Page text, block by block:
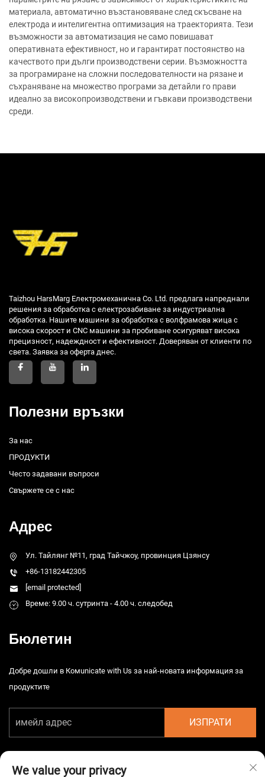
материала, автоматично възстановяване след скъсване на
електрода и интелигентна оптимизация на траекторията. Тези
възможности за автоматизация не само повишават
оперативната ефективност, но и гарантират постоянство на
качеството при дълги производствени серии. Възможността
за програмиране на сложни последователности на рязане и
съхраняване на множество програми за детайли го прави
идеално за високопроизводствени и гъвкави производствени
среди.
Taizhou HarsMarg Електромеханична Co. Ltd. предлага напреднали
решения за обработка с електрозабиване за индустриална
обработка. Нашите машини за обработка с волфрамова жица с
висока скорост и CNC машини за пробиване осигуряват висока
прецизност, надеждност и ефективност. Доверяван от клиенти по
света. Заявка за оферта днес.
Полезни връзки
За нас
ПРОДУКТИ
Често задавани въпроси
Свържете се с нас
Адрес
Ул. Тайлянг №11, град Тайчжоу, провинция Цзянсу
+86-13182442305
[email protected]
Време: 9.00 ч. сутринта - 4.00 ч. следобед
Бюлетин
Добре дошли в Комunicate with Us за най-новата информация за
продуктите
ИЗПРАТИ
We value your privacy